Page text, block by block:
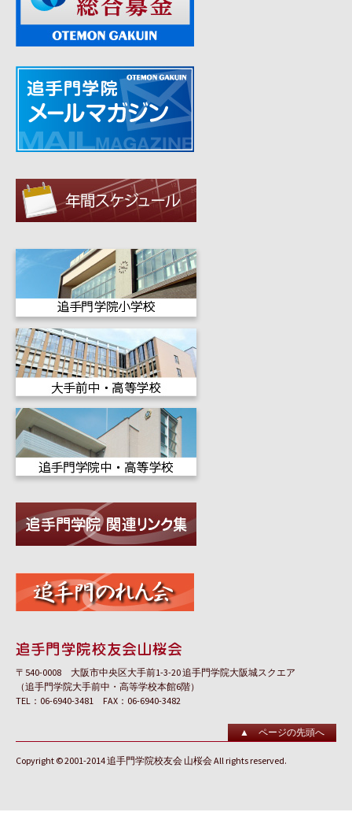
〒540-0008 大阪市中央区大手前1-3-20 追手門学院大阪城スクエア
（追手門学院大手前中・高等学校本館6階）
TEL：06-6940-3481 FAX：06-6940-3482
▲ ページの先頭へ
Copyright © 2001-2014 追手門学院校友会 山桜会 All rights reserved.